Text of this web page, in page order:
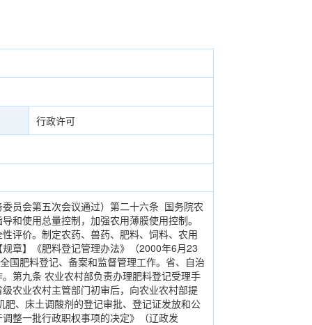
行政许可
员会第五次会议通过）第二十六条 国务院农
和使用总量控制，加强农用薄膜使用控制。
评价。制定农药、兽药、肥料、饲料、农用
章】《肥料登记管理办法》（2000年6月23
国肥料登记、备案和监督管理工作。省、自治
第九条 农业农村部负责办理肥料登记受理手
农业农村主管部门初审后，向农业农村部提
、床土调酸剂的登记审批、登记证发放和公
整一批行政职权事项的决定》（辽政发